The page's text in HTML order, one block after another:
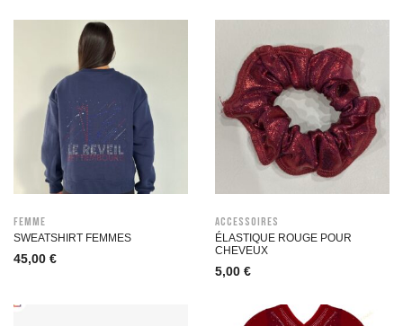
Femme
SWEATSHIRT FEMMES
45,00 €
Accessoires
ÉLASTIQUE ROUGE POUR
CHEVEUX
5,00 €